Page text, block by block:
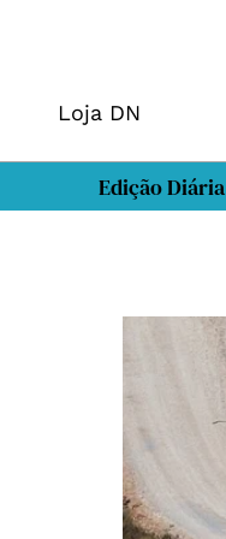
Loja DN
Edição Diária